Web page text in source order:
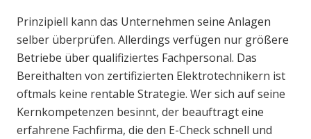
Prinzipiell kann das Unternehmen seine Anlagen
selber überprüfen. Allerdings verfügen nur größere
Betriebe über qualifiziertes Fachpersonal. Das
Bereithalten von zertifizierten Elektrotechnikern ist
oftmals keine rentable Strategie. Wer sich auf seine
Kernkompetenzen besinnt, der beauftragt eine
erfahrene Fachfirma, die den E-Check schnell und